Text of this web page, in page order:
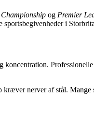
og Premier
i
kræver nerver af stål. Mange